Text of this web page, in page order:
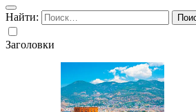
Найти:
Заголовки